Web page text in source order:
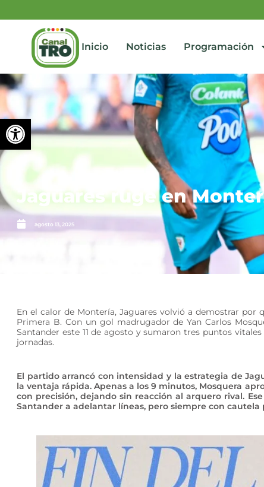
Abrir barra de
Inicio Noticias Programación
Jaguares ruge en
agosto 13, 2025
En el calor de Montería, Jaguares volvió a demostrar
Primera B. Con un gol madrugador de Yan Carlos
Santander este 11 de agosto y sumaron tres puntos
jornadas.
El partido arrancó con intensidad y la estrategia de
la ventaja rápida. Apenas a los 9 minutos, Mosquera
con precisión, dejando sin reacción al arquero rival.
Santander a adelantar líneas, pero siempre con